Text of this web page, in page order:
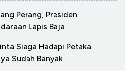
Perang, Presiden
Lapis Baja
Siaga Hadapi Petaka
Sudah Banyak